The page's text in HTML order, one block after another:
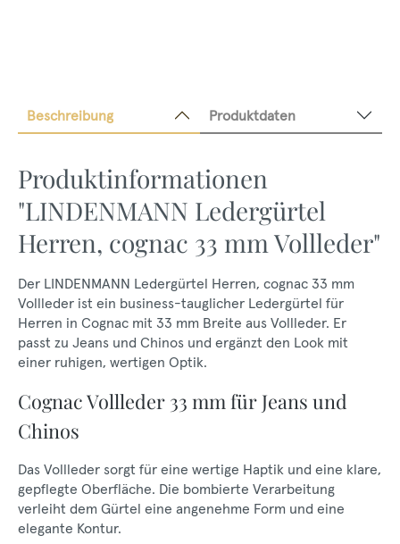
Beschreibung Produktdaten
Produktinformationen
"LINDENMANN Ledergürtel
Herren, cognac 33 mm Vollleder"
Der LINDENMANN Ledergürtel Herren, cognac 33 mm
Vollleder ist ein business-tauglicher Ledergürtel für
Herren in Cognac mit 33 mm Breite aus Vollleder. Er
passt zu Jeans und Chinos und ergänzt den Look mit
einer ruhigen, wertigen Optik.
Cognac Vollleder 33 mm für Jeans und
Chinos
Das Vollleder sorgt für eine wertige Haptik und eine klare,
gepflegte Oberfläche. Die bombierte Verarbeitung
verleiht dem Gürtel eine angenehme Form und eine
elegante Kontur.